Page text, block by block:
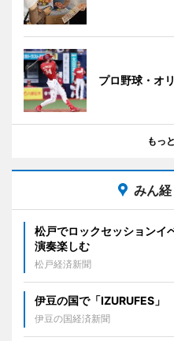
プロ野球・オ
もっ
みん
松戸でロックセッション
演奏楽しむ
松戸経済新聞
伊豆の国で「IZURUFES
伊豆の国経済新聞